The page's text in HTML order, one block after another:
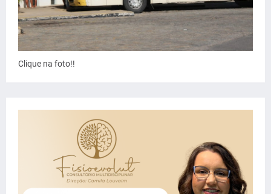
Clique na foto!!